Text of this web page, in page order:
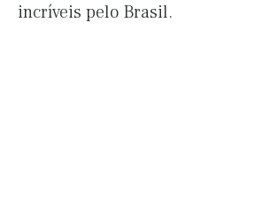
incríveis pelo Brasil.